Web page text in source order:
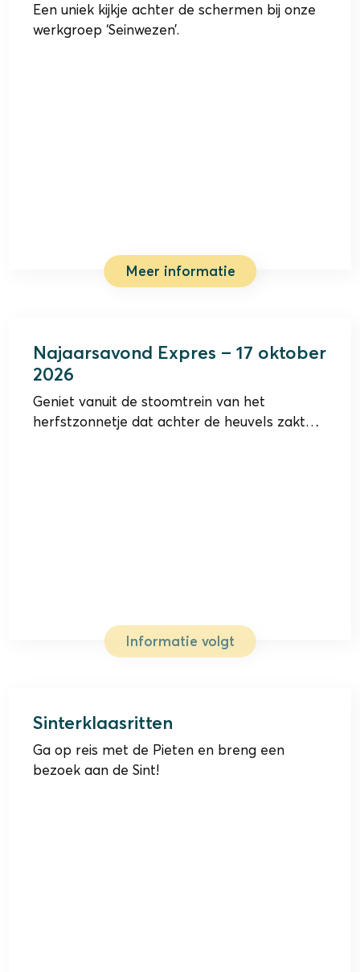
Een uniek kijkje achter de schermen bij onze
werkgroep ‘Seinwezen’.
Meer informatie
Najaarsavond Expres – 17 oktober
2026
Geniet vanuit de stoomtrein van het
herfstzonnetje dat achter de heuvels zakt…
Informatie volgt
Sinterklaasritten
Ga op reis met de Pieten en breng een
bezoek aan de Sint!